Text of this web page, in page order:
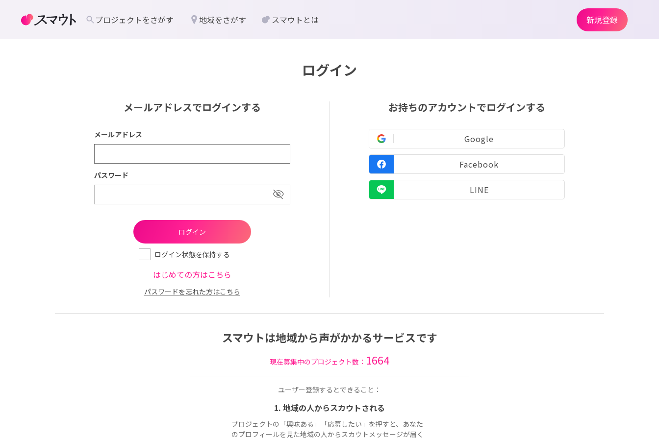
ログイン
メールアドレスでログインする
メールアドレス
パスワード
ログイン状態を保持する
はじめての方はこちら
パスワードを忘れた方はこちら
お持ちのアカウントでログインする
Google
Facebook
LINE
スマウトは地域から声がかかるサービスです
現在募集中のプロジェクト数： 1664
ユーザー登録するとできること：
1. 地域の人からスカウトされる
プロジェクトの「興味ある」「応募したい」を押すと、あなた
のプロフィールを見た地域の人からスカウトメッセージが届く
プロジェクトをさがす 地域をさがす スマウトとは 新規登録